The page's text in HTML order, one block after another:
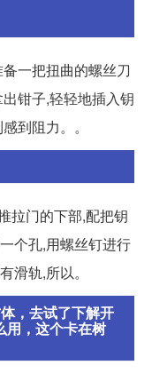
一把扭曲的螺丝刀
钳子,轻轻地插入钥
到阻力。。
拉门的下部,配把钥
个孔,用螺丝钉进行
滑轨,所以。
，去试了下解开
用，这个卡在树